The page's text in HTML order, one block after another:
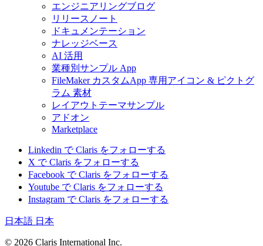
エンジニアリングブログ
リリースノート
ドキュメンテーション
ナレッジベース
AI 活用
業種別サンプル App
FileMaker カスタムApp 専用アイコン & ピクトグ
ラム 素材
レイアウトテーマサンプル
アドオン
Marketplace
Linkedin で Claris をフォローする
X で Claris をフォローする
Facebook で Claris をフォローする
Youtube で Claris をフォローする
Instagram で Claris をフォローする
日本語 日本
© 2026 Claris International Inc.